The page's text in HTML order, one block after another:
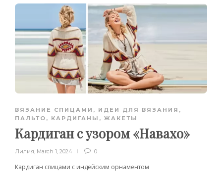
ВЯЗАНИЕ СПИЦАМИ , ИДЕИ ДЛЯ ВЯЗАНИЯ ,
ПАЛЬТО, КАРДИГАНЫ, ЖАКЕТЫ
Кардиган с узором «Навахо»
Лилия, March 1, 2024 0
Кардиган спицами с индейским орнаментом